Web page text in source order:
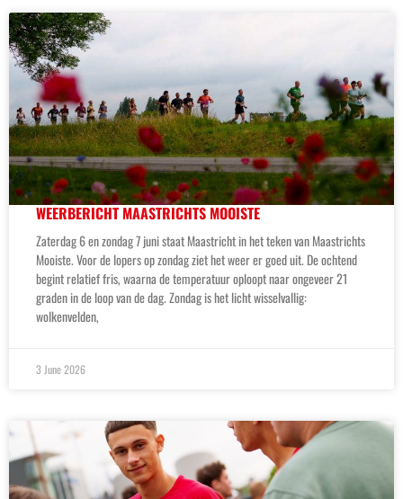
WEERBERICHT MAASTRICHTS MOOISTE
Zaterdag 6 en zondag 7 juni staat Maastricht in het teken van Maastrichts
Mooiste. Voor de lopers op zondag ziet het weer er goed uit. De ochtend
begint relatief fris, waarna de temperatuur oploopt naar ongeveer 21
graden in de loop van de dag. Zondag is het licht wisselvallig:
wolkenvelden,
3 June 2026